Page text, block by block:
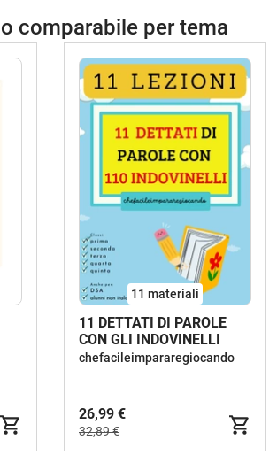
comparabile per tema
11 materiali
11 DETTATI DI PAROLE
CON GLI INDOVINELLI
chefacileimpararegiocando
26,99 €
32,89 €